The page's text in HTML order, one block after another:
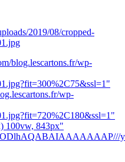
2019/08/cropped-
blog.lescartons.fr/wp-
wp-
100vw, 843px"